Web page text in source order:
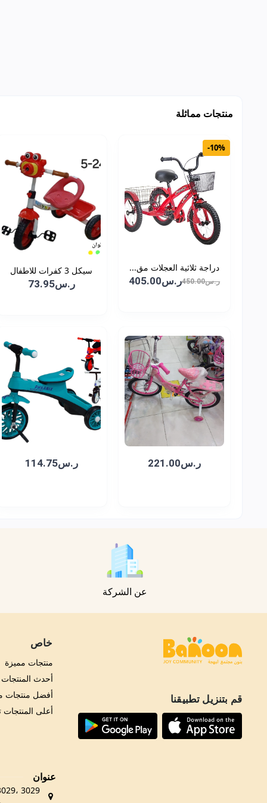
منتجات مماثلة
-10%
دراجة ثلاثية العجلات مق...
ر.س450.00 ر.س405.00
سيكل 3 كفرات للاطفال
ر.س73.95
ر.س221.00 ر.س114.75
عن الشركة
قم بتنزيل تطبيقنا
خاص
منتجات مميزة
أحدث المنتجات
أفضل منتجات
أعلى
عنوان